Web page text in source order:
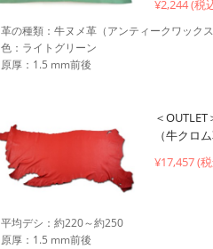
¥2,244 (税
革の種類：牛ヌメ革（アンティークワックス
色：ライトグリーン
原厚：1.5 mm前後
＜
（牛クロム
¥17,457 (
平均デシ：約220～約250
原厚：1.5 mm前後